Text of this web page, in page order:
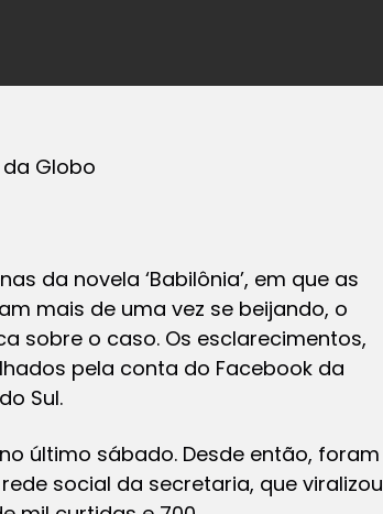
Globo
da novela ‘Babilônia’, em que as
mais de uma vez se beijando, o
sobre o caso. Os esclarecimentos,
pela conta do Facebook da
Sul.
último sábado. Desde então, foram
social da secretaria, que viralizou